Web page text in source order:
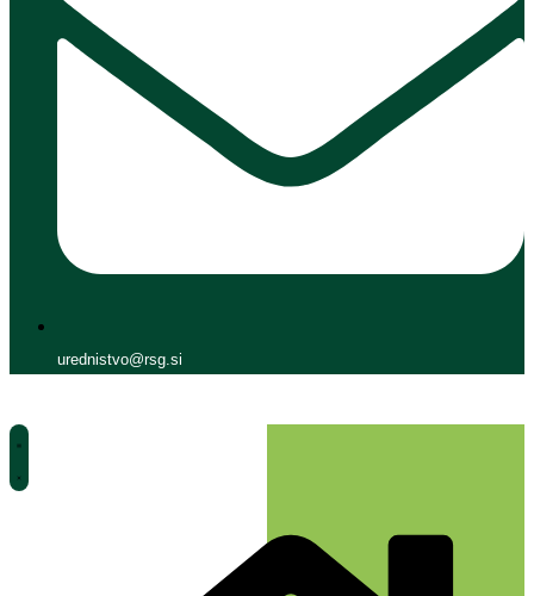
urednistvo@rsg.si